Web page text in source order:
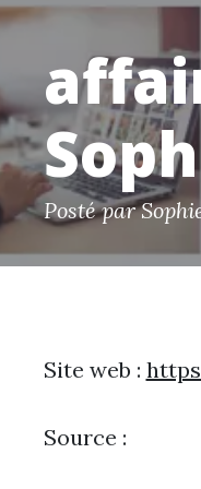
Posté par
Site web :
Source :